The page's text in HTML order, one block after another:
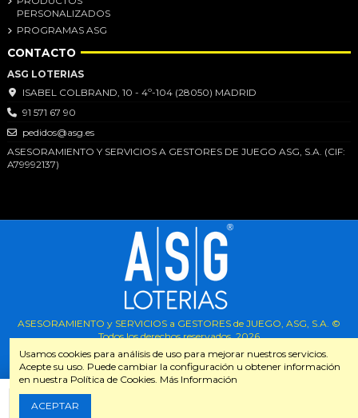
PERSONALIZADOS
PROGRAMAS ASG
CONTACTO
ASG LOTERIAS
ISABEL COLBRAND, 10 - 4º-104 (28050) MADRID
91 571 67 90
pedidos@asg.es
ASESORAMIENTO Y SERVICIOS A GESTORES DE JUEGO ASG, S.A. (CIF:
A79992137)
ASESORAMIENTO y SERVICIOS a GESTORES de JUEGO, ASG, S.A. ©
Todos los derechos reservados.2026
Usamos cookies para análisis de uso para mejorar nuestros servicios.
Acepte su uso. Puede cambiar la configuración u obtener información
en nuestra Política de Cookies. Más Información
ACEPTAR